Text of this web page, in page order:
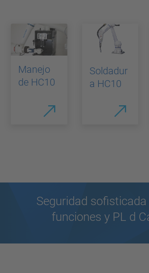
Manejo
de HC10
Soldadur
a HC10
Seguridad
funciones y PL d